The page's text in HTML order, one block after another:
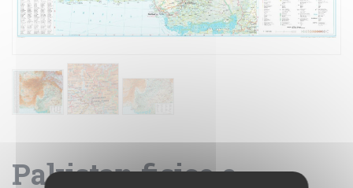
Pakistan fisico e